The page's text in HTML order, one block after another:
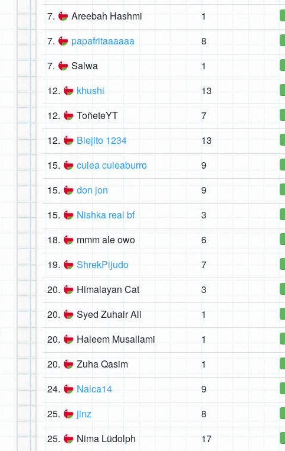
7. Areebah Hashmi 1
7. papafritaaaaaa 8
7. Salwa 1
12. khushi 13
12. ToñeteYT 7
12. Biejito 1234 13
15. culea culeaburro 9
15. don jon 9
15. Nishka real bf 3
18. mmm ale owo 6
19. ShrekPijudo 7
20. Himalayan Cat 3
20. Syed Zuhair Ali 1
20. Haleem Musallami 1
20. Zuha Qasim 1
24. Nalca14 9
25. jinz 8
25. Nima Lüdolph 17